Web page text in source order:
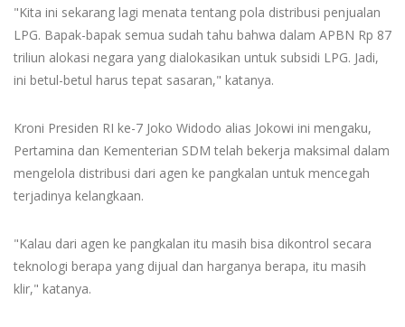
"Kita ini sekarang lagi menata tentang pola distribusi penjualan
LPG. Bapak-bapak semua sudah tahu bahwa dalam APBN Rp 87
triliun alokasi negara yang dialokasikan untuk subsidi LPG. Jadi,
ini betul-betul harus tepat sasaran," katanya.
Kroni Presiden RI ke-7 Joko Widodo alias Jokowi ini mengaku,
Pertamina dan Kementerian SDM telah bekerja maksimal dalam
mengelola distribusi dari agen ke pangkalan untuk mencegah
terjadinya kelangkaan.
"Kalau dari agen ke pangkalan itu masih bisa dikontrol secara
teknologi berapa yang dijual dan harganya berapa, itu masih
klir," katanya.